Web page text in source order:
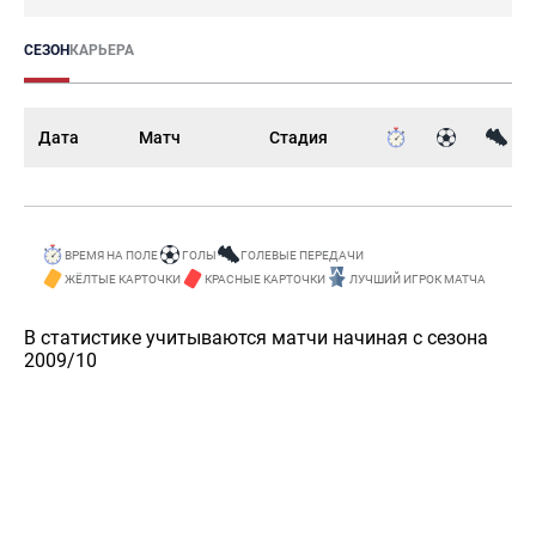
СЕЗОНКАРЬЕРА
Дата Матч Стадия
ВРЕМЯ НА ПОЛЕ ГОЛЫ
ГОЛЕВЫЕ ПЕРЕДАЧИ
ЖЁЛТЫЕ КАРТОЧКИ
КРАСНЫЕ КАРТОЧКИ ЛУЧШИЙ ИГРОК МАТЧА
В статистике учитываются матчи начиная с сезона
2009/10